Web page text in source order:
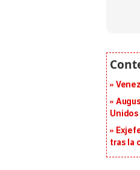
Unidos
tras la